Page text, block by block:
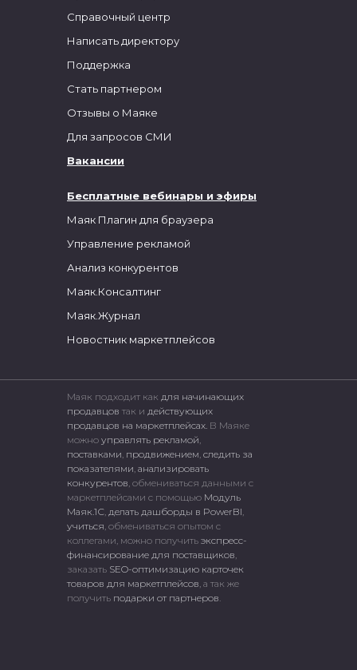
Бесплатные вебинары и эфиры
Маяк Плагин для браузера
Управление рекламой
Анализ конкурентов
Маяк.Консалтинг
Маяк.Журнал
Новостник маркетплейсов
Справочный центр
Написать директору
Поддержка
Стать партнером
Отзывы о Маяке
Для запросов СМИ
Вакансии
Маяк подходит как для начинающих
продавцов так и действующих
продавцов на маркетплейсах. В Маяке
можно управлять рекламой
поставками продвижением следить за
показателями анализировать
конкурентов , обмениваться данными с
маркетплейсами c помощью Модуль
Маяк.1С делать дашборды в PowerBI
учиться , обмениваться опытом с
коллегами, можно получить экспресс-
финансирование для поставщиков
заказать SEO-оптимизацию карточек
товаров для маркетплейсов , а так же
получить подарки от партнеров